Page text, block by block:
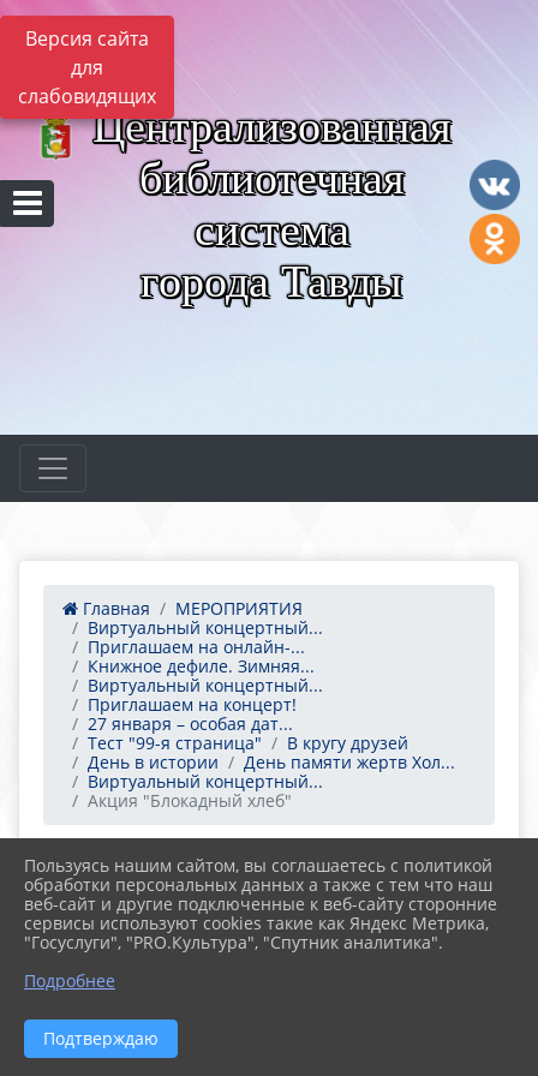
Версия сайта
для
слабовидящих
Централизованная
библиотечная
система
города Тавды
Главная
МЕРОПРИЯТИЯ
Виртуальный концертный...
Приглашаем на онлайн-...
Книжное дефиле. Зимняя...
Виртуальный концертный...
Приглашаем на концерт!
27 января – особая дат...
Тест "99-я страница"
В кругу друзей
День в истории
День памяти жертв Хол...
Виртуальный концертный...
Акция "Блокадный хлеб"
27.01.2021 14:42 25
АКЦИЯ "БЛОКАДНЫЙ ХЛЕБ"
Пользуясь нашим сайтом, вы соглашаетесь с политикой
обработки персональных данных а также с тем что наш
веб-сайт и другие подключенные к веб-сайту сторонние
сервисы используют cookies такие как Яндекс Метрика,
"Госуслуги", "PRO.Культура", "Спутник аналитика".
Подробнее
Подтверждаю